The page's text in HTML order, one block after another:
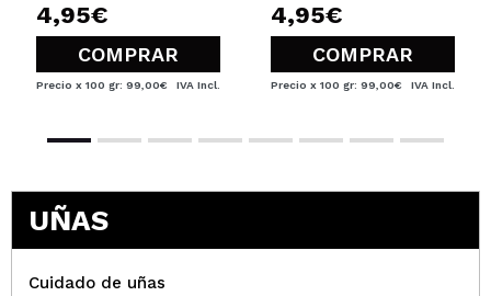
4,95€
COMPRAR
Precio x 100 gr: 99,00€ IVA Incl.
4,95€
COMPRAR
Precio x 100 gr: 99,00€ IVA Incl.
UÑAS
Cuidado de uñas